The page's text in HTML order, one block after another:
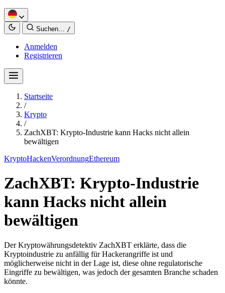
Suchen… /
Anmelden
Registrieren
Startseite
/
Krypto
/
ZachXBT: Krypto-Industrie kann Hacks nicht allein
bewältigen
KryptoHackenVerordnungEthereum
ZachXBT: Krypto-Industrie
kann Hacks nicht allein
bewältigen
Der Kryptowährungsdetektiv ZachXBT erklärte, dass die
Kryptoindustrie zu anfällig für Hackerangriffe ist und
möglicherweise nicht in der Lage ist, diese ohne regulatorische
Eingriffe zu bewältigen, was jedoch der gesamten Branche schaden
könnte.